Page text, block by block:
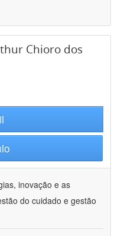
Chioro dos
inovação e as
do cuidado e gestão